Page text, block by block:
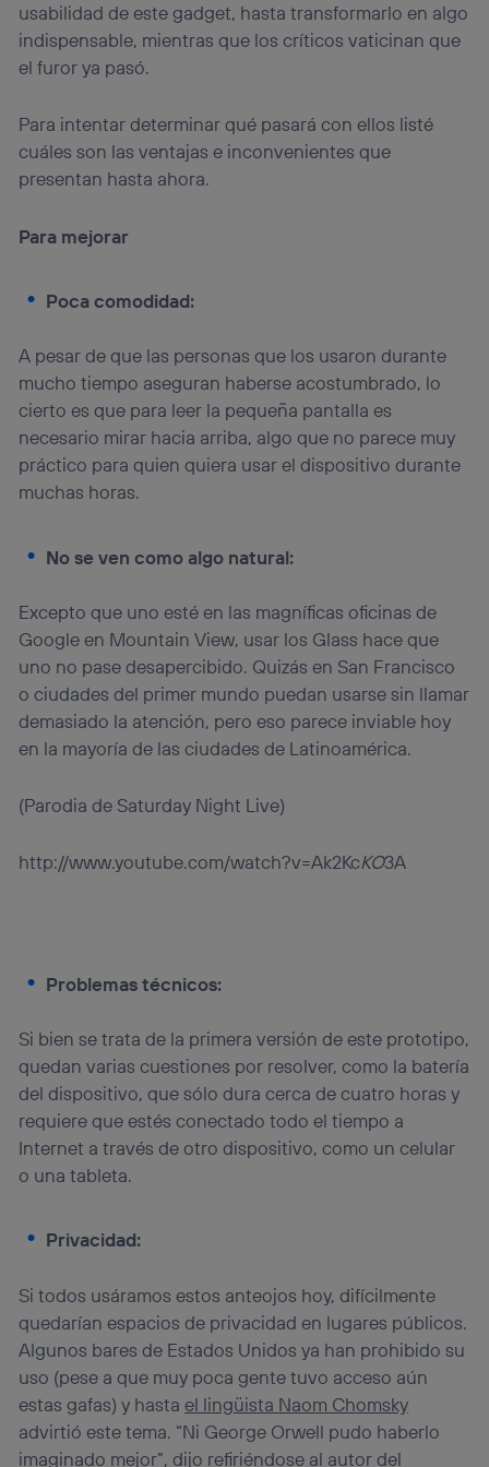
usabilidad de este gadget, hasta transformarlo en algo
indispensable, mientras que los críticos vaticinan que
el furor ya pasó.
Para intentar determinar qué pasará con ellos listé
cuáles son las ventajas e inconvenientes que
presentan hasta ahora.
Para mejorar
Poca comodidad:
A pesar de que las personas que los usaron durante
mucho tiempo aseguran haberse acostumbrado, lo
cierto es que para leer la pequeña pantalla es
necesario mirar hacia arriba, algo que no parece muy
práctico para quien quiera usar el dispositivo durante
muchas horas.
No se ven como algo natural:
Excepto que uno esté en las magníficas oficinas de
Google en Mountain View, usar los Glass hace que
uno no pase desapercibido. Quizás en San Francisco
o ciudades del primer mundo puedan usarse sin llamar
demasiado la atención, pero eso parece inviable hoy
en la mayoría de las ciudades de Latinoamérica.
(Parodia de Saturday Night Live)
http://www.youtube.com/watch?v=Ak2KcKO3A
Problemas técnicos:
Si bien se trata de la primera versión de este prototipo,
quedan varias cuestiones por resolver, como la batería
del dispositivo, que sólo dura cerca de cuatro horas y
requiere que estés conectado todo el tiempo a
Internet a través de otro dispositivo, como un celular
o una tableta.
Privacidad:
Si todos usáramos estos anteojos hoy, difícilmente
quedarían espacios de privacidad en lugares públicos.
Algunos bares de Estados Unidos ya han prohibido su
uso (pese a que muy poca gente tuvo acceso aún
estas gafas) y hastael lingüista Naom Chomsky
advirtió este tema. “Ni George Orwell pudo haberlo
imaginado mejor”, dijo refiriéndose al autor del
visitando el portal de privacidad de Utiq
(“consenthub”). Para más información, consulta
la política de privacidad de Utiq .